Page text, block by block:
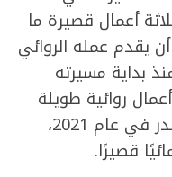
أعمال قصيرة ما
– 1994)، قبل أن يقدم عمله الروائي
بداية مسيرته
روائية طويلة
كان أخرها فيلم “النهر” الذي صدر في عام 2021،